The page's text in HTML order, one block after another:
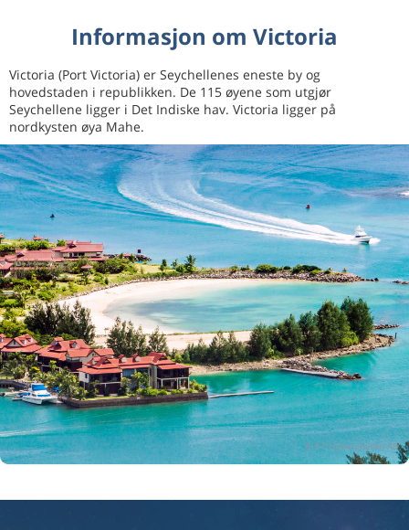
Informasjon om Victoria
Victoria (Port Victoria) er Seychellenes eneste by og
hovedstaden i republikken. De 115 øyene som utgjør
Seychellene ligger i Det Indiske hav. Victoria ligger på
nordkysten øya Mahe.